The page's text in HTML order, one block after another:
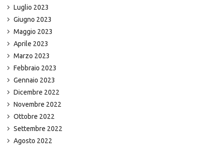
Luglio 2023
Giugno 2023
Maggio 2023
Aprile 2023
Marzo 2023
Febbraio 2023
Gennaio 2023
Dicembre 2022
Novembre 2022
Ottobre 2022
Settembre 2022
Agosto 2022